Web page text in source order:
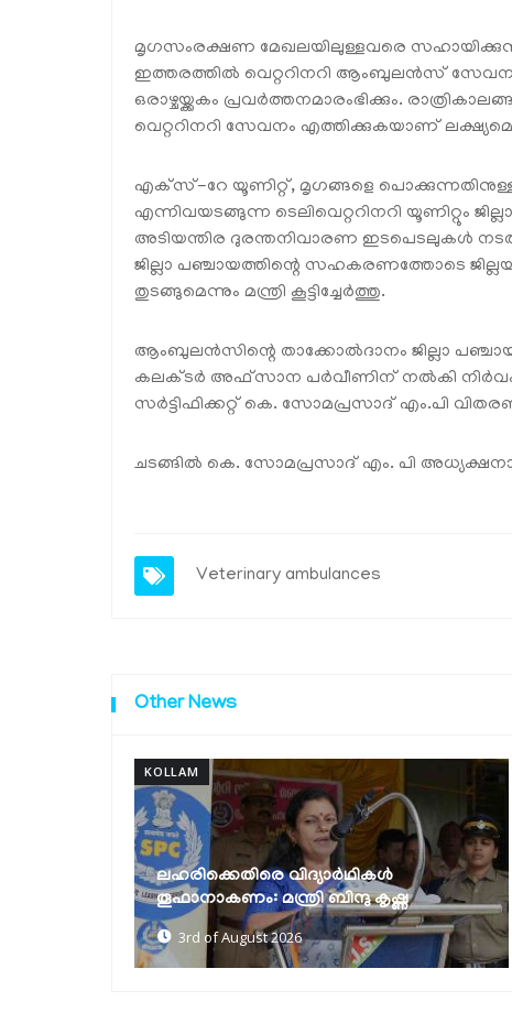
മൃഗസംരക്ഷണ മേഖലയിലുള്ളവരെ
ഇത്തരത്തില്‍ വെറ്ററിനറി ആംബുലന്‍സ്
ഒരാഴ്ചയ്ക്കകം പ്രവര്‍ത്തനമാരംഭിക്കും.
വെറ്ററിനറി സേവനം എത്തിക്കുകയാണ്
എക്‌സ്-റേ യൂണിറ്റ്, മൃഗങ്ങളെ
എന്നിവയടങ്ങുന്ന ടെലിവെറ്ററിനറി യൂണിറ്റും
അടിയന്തിര ദുരന്തനിവാരണ ഇടപെടലുകള്‍
ജില്ലാ പഞ്ചായത്തിന്റെ സഹകരണത്തോടെ
തുടങ്ങുമെന്നും മന്ത്രി കൂട്ടിച്ചേര്‍ത്തു.
ആംബുലന്‍സിന്റെ താക്കോല്‍ദാനം ജില്ലാ
കലക്ടര്‍ അഫ്‌സാന പര്‍വീണിന് നല്‍കി
സര്‍ട്ടിഫിക്കറ്റ് കെ. സോമപ്രസാദ് എം.പി
ചടങ്ങില്‍ കെ. സോമപ്രസാദ് എം. പി
Veterinary ambulances
Other News
KOLLAM
100 ദിനകര്‍മപരിപാടി
വ്യവസായസംരംഭങ്ങള്‍ക്ക് ലൈസന്‍സ്
പ്രക്രിയ ലളിതമാക്കും: മന്ത്രി...
3rd of August 2026